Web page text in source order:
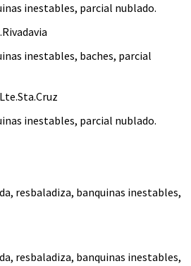
inestables, parcial nublado.
inestables, baches, parcial
inestables, parcial nublado.
resbaladiza, banquinas inestables,
resbaladiza, banquinas inestables,